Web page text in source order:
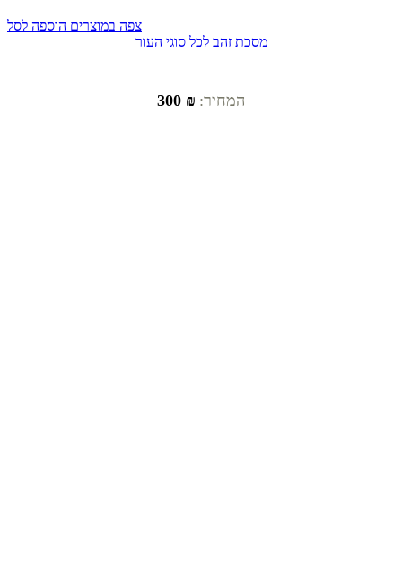
צפה במוצרים הוספה לסל
מסכת זהב לכל סוגי העור
המחיר: ₪ 300